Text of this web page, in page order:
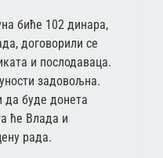
биће 102 динара,
договорили се
и послодаваца.
задовољна.
да буде донета
ће Влада и
рада.